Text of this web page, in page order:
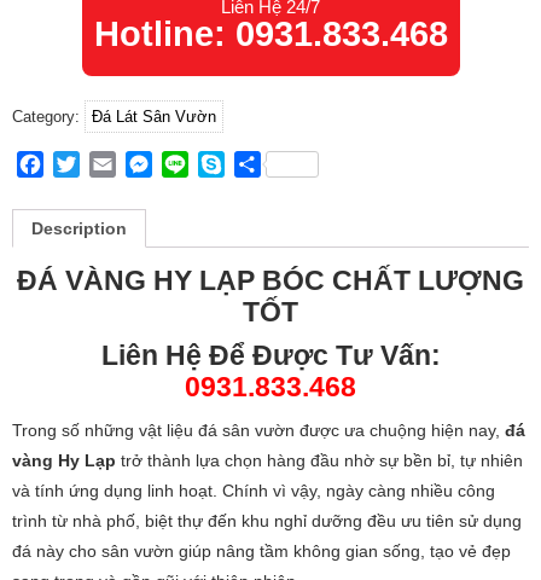
Liên Hệ 24/7
Hotline: 0931.833.468
Category: Đá Lát Sân Vườn
Facebook
TwitterEmailMessenger
Line SkypeShare
Description
ĐÁ VÀNG HY LẠP BÓC CHẤT LƯỢNG
TỐT
Liên Hệ Để Được Tư Vấn:
0931.833.468
Trong số những vật liệu đá sân vườn được ưa chuộng hiện nay, đá
vàng Hy Lạp trở thành lựa chọn hàng đầu nhờ sự bền bỉ, tự nhiên
và tính ứng dụng linh hoạt. Chính vì vậy, ngày càng nhiều công
trình từ nhà phố, biệt thự đến khu nghỉ dưỡng đều ưu tiên sử dụng
đá này cho sân vườn giúp nâng tầm không gian sống, tạo vẻ đẹp